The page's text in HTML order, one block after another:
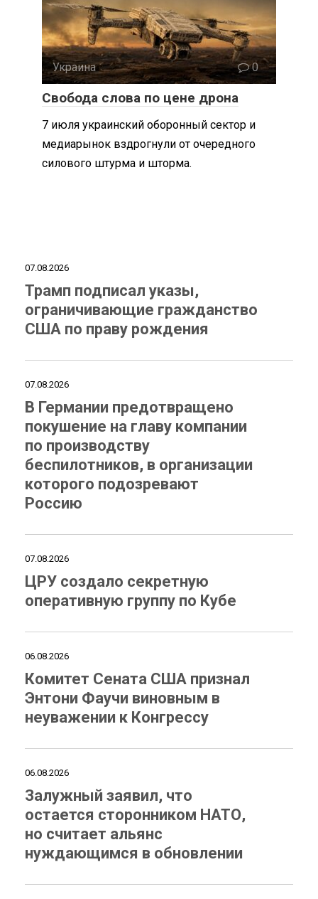
Украина 0
Свобода слова по цене дрона
7 июля украинский оборонный сектор и
медиарынок вздрогнули от очередного
силового штурма и шторма.
07.08.2026
Трамп подписал указы,
ограничивающие гражданство
США по праву рождения
07.08.2026
В Германии предотвращено
покушение на главу компании
по производству
беспилотников, в организации
которого подозревают
Россию
07.08.2026
ЦРУ создало секретную
оперативную группу по Кубе
06.08.2026
Комитет Сената США признал
Энтони Фаучи виновным в
неуважении к Конгрессу
06.08.2026
Залужный заявил, что
остается сторонником НАТО,
но считает альянс
нуждающимся в обновлении